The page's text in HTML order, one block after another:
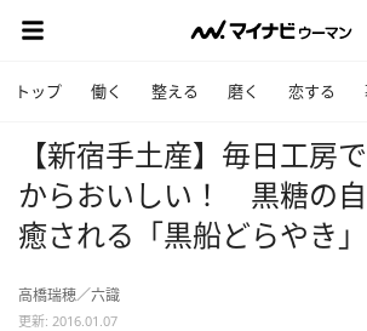
トップ 働く 整える 磨く 恋する
【新宿手土産】毎日工房
からおいしい！ 黒糖の
癒される「黒船どらやき」
高橋瑞穂／六識
更新: 2016.01.07